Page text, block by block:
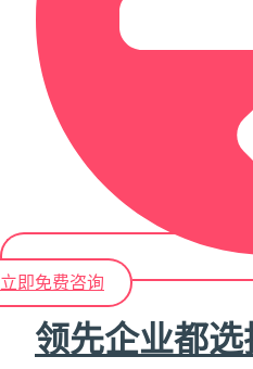
立即免费咨询
领先企业都